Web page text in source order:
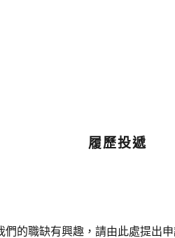
履歷投遞
們的職缺有興趣，請由此處提出